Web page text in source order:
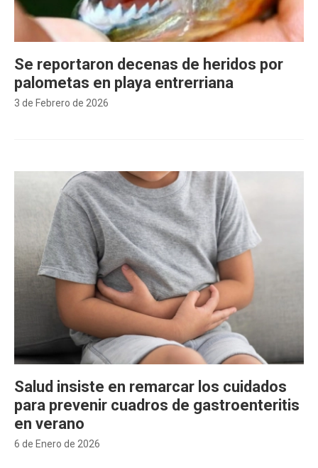
3 de Febrero de 2026
Se reportaron decenas de heridos por
palometas en playa entrerriana
6 de Enero de 2026
Salud insiste en remarcar los cuidados
para prevenir cuadros de gastroenteritis
en verano